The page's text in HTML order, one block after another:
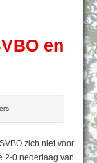
en
zich niet voor
2-0 nederlaag van